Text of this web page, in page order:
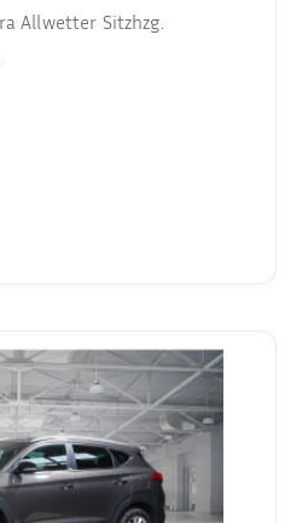
Allwetter Sitzhzg.